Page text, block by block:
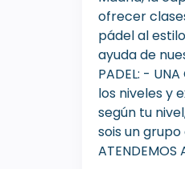
ofrecer
pádel al
ayuda de
PADEL: -
los niveles y
según tu
sois un grupo
ATENDEMOS